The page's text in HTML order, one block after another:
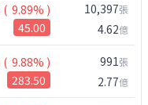
( 9.89% )
45.00
10,397張
4.62億
( 9.88% )
283.50
991張
2.77億